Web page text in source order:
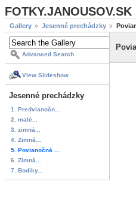
FOTKY.JANOUSOV.SK
Gallery Jesenné prechádzky
Advanced Search
View Slideshow
Jesenné prechádzky
1. Predvianočn...
2. malé...
3. zimná...
4. Zimná...
5. Povianočná ...
6. Zimná...
7. Bodíky...